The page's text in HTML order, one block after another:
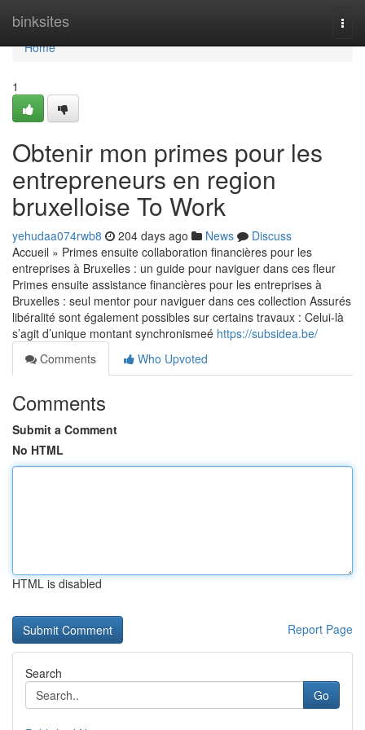
binksites
Home
Home
1
Obtenir mon primes pour les
entrepreneurs en region
bruxelloise To Work
yehudaa074rwb8 204 days ago News
Discuss
Accueil » Primes ensuite collaboration financières pour les
entreprises à Bruxelles : un guide pour naviguer dans ces fleur
Primes ensuite assistance financières pour les entreprises à
Bruxelles : seul mentor pour naviguer dans ces collection Assurés
libéralité sont également possibles sur certains travaux : Celui-là
s’agit d’unique montant synchronismeé https://subsidea.be/
Comments
Who Upvoted
Comments
Submit a Comment
No HTML
HTML is disabled
Report Page
Search
Go